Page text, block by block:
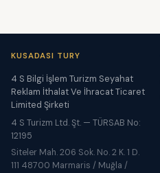
KUSADASI TURY
4 S Bilgi İşlem Turizm Seyahat
Reklam İthalat Ve İhracat Ticaret
Limited Şirketi
4 S Turizm Ltd. Şt. — TÜRSAB No:
12195
Siteler Mah. 206 Sok. No. 2 K. 1 D.
111 48700 Marmaris / Muğla /